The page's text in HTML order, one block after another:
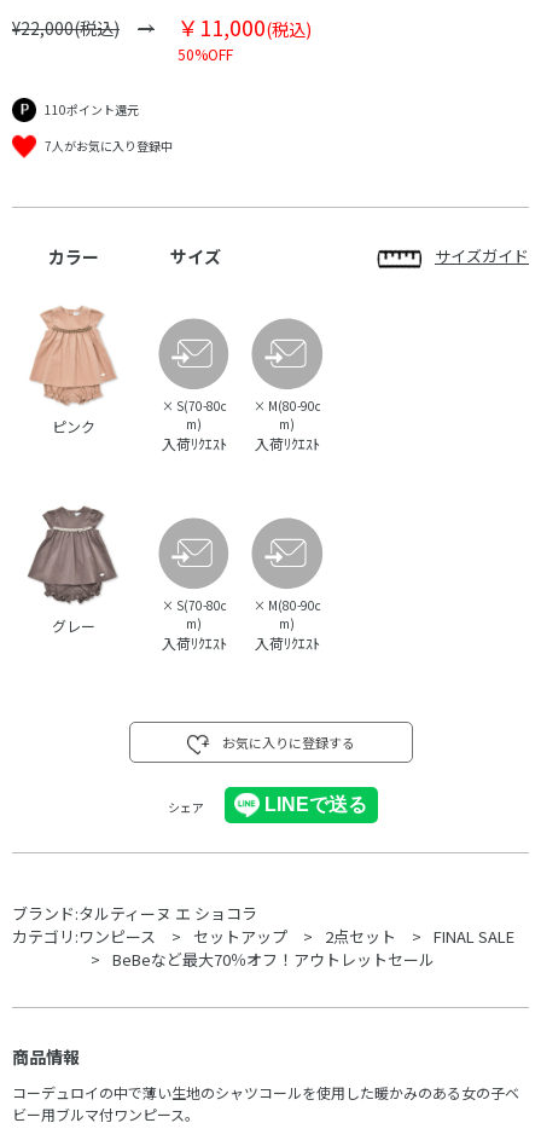
¥22,000(税込) ￥11,000(税込)
50%OFF
110ポイント還元
7人がお気に入り登録中
カラー サイズ サイズガイド
ピンク
× S(70-80c
m)
入荷ﾘｸｴｽﾄ
× M(80-90c
m)
入荷ﾘｸｴｽﾄ
グレー
× S(70-80c
m)
入荷ﾘｸｴｽﾄ
× M(80-90c
m)
入荷ﾘｸｴｽﾄ
お気に入りに登録する
シェア
ブランド:タルティーヌ エ ショコラ
カテゴリ:ワンピース セットアップ 2点セット
FINAL SALE
BeBeなど最大70％オフ！アウトレットセール
商品情報
コーデュロイの中で薄い生地のシャツコールを使用した暖かみのある女の子ベ
ビー用ブルマ付ワンピース。